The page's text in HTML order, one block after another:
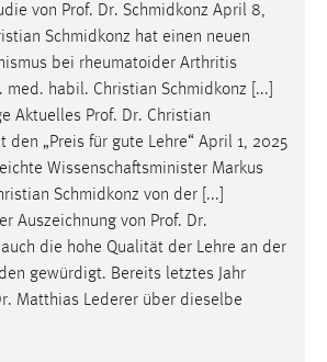
von Prof. Dr. Schmidkonz April 8,
Schmidkonz hat einen neuen
bei rheumatoider Arthritis
. med. habil. Christian Schmidkonz [...]
Aktuelles Prof. Dr. Christian
den „Preis für gute Lehre“ April 1, 2025
Wissenschaftsminister Markus
Schmidkonz von der [...]
Auszeichnung von Prof. Dr.
die hohe Qualität der Lehre an der
gewürdigt. Bereits letztes Jahr
. Matthias Lederer über dieselbe